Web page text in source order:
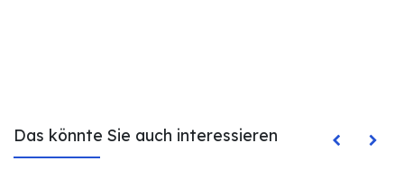
Das könnte Sie auch interessieren